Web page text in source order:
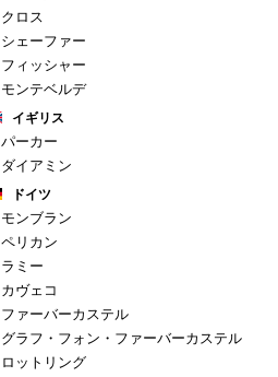
クロス
シェーファー
フィッシャー
モンテベルデ
イギリス
パーカー
ダイアミン
ドイツ
モンブラン
ペリカン
ラミー
カヴェコ
ファーバーカステル
グラフ・フォン・ファーバーカステル
ロットリング